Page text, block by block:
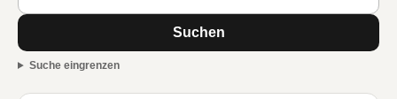
Suchen
Suche eingrenzen